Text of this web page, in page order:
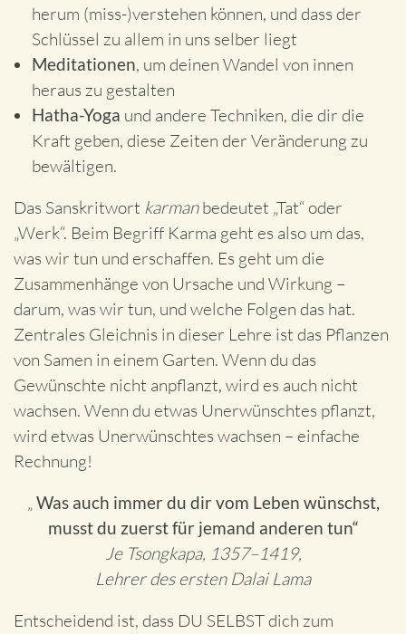
herum (miss-)verstehen können, und dass der
Schlüssel zu allem in uns selber liegt
Meditationen, um deinen Wandel von innen
heraus zu gestalten
Hatha-Yoga und andere Techniken, die dir die
Kraft geben, diese Zeiten der Veränderung zu
bewältigen.
Das Sanskritwort karmanbedeutet „Tat“ oder
„Werk“. Beim Begriff Karma geht es also um das,
was wir tun und erschaffen. Es geht um die
Zusammenhänge von Ursache und Wirkung –
darum, was wir tun, und welche Folgen das hat.
Zentrales Gleichnis in dieser Lehre ist das Pflanzen
von Samen in einem Garten. Wenn du das
Gewünschte nicht anpflanzt, wird es auch nicht
wachsen. Wenn du etwas Unerwünschtes pflanzt,
wird etwas Unerwünschtes wachsen – einfache
Rechnung!
„Was auch immer du dir vom Leben wünschst,
musst du zuerst für jemand anderen tun“
Je Tsongkapa, 1357–1419,
Lehrer des ersten Dalai Lama
Entscheidend ist, dass DU SELBST dich zum